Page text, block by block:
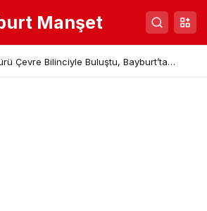
Manşet
Çevre Bilinciyle Buluştu, Bayburt’ta